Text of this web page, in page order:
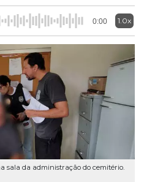
0:00 1.0x
sala da administração do cemitério.